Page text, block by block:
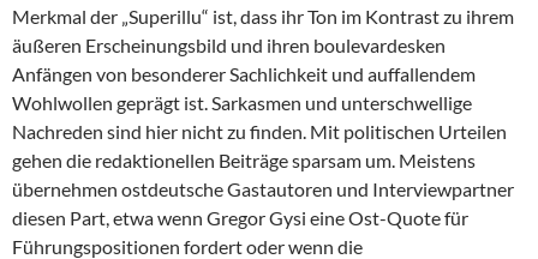
Merkmal der „Superillu“ ist, dass ihr Ton im Kontrast zu ihrem
äußeren Erscheinungsbild und ihren boulevardesken
Anfängen von besonderer Sachlichkeit und auffallendem
Wohlwollen geprägt ist. Sarkasmen und unterschwellige
Nachreden sind hier nicht zu finden. Mit politischen Urteilen
gehen die redaktionellen Beiträge sparsam um. Meistens
übernehmen ostdeutsche Gastautoren und Interviewpartner
diesen Part, etwa wenn Gregor Gysi eine Ost-Quote für
Führungspositionen fordert oder wenn die